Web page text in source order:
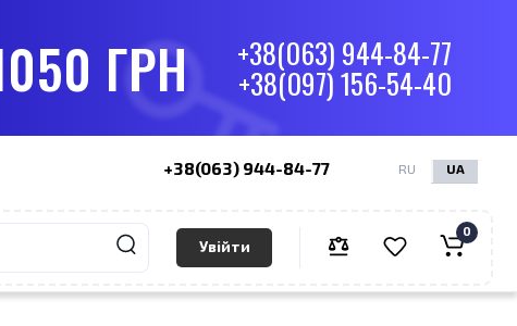
ГРН +38(063) 944-84-77
+38(097) 156-54-40
+38(063) 944-84-77 RU UA
Увійти
0